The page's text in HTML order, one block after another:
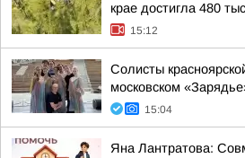
крае достигла 480
15:12
Солисты
московском
15:04
Яна Лантратова: